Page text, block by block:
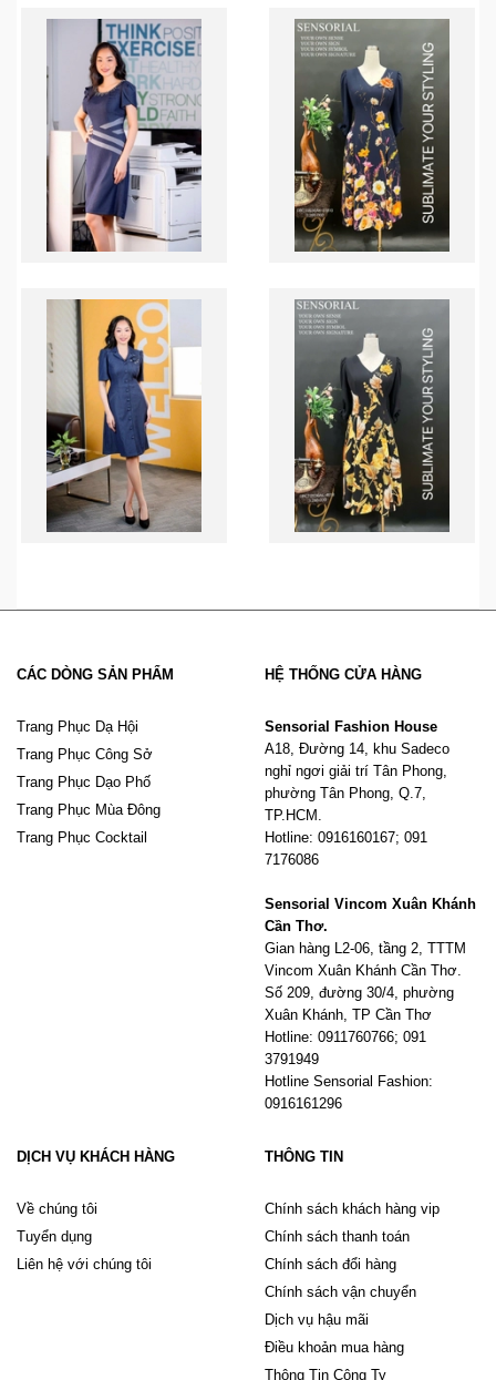
CÁC DÒNG SẢN PHẨM
Trang Phục Dạ Hội
Trang Phục Công Sở
Trang Phục Dạo Phố
Trang Phục Mùa Đông
Trang Phục Cocktail
HỆ THỐNG CỬA HÀNG
Sensorial Fashion House
A18, Đường 14, khu Sadeco
nghỉ ngơi giải trí Tân Phong,
phường Tân Phong, Q.7,
TP.HCM.
Hotline: 0916160167; 091
7176086
Sensorial Vincom Xuân Khánh
Cần Thơ.
Gian hàng L2-06, tầng 2, TTTM
Vincom Xuân Khánh Cần Thơ.
Số 209, đường 30/4, phường
Xuân Khánh, TP Cần Thơ
Hotline: 0911760766; 091
3791949
Hotline Sensorial Fashion:
0916161296
DỊCH VỤ KHÁCH HÀNG
Về chúng tôi
Tuyển dụng
Liên hệ với chúng tôi
THÔNG TIN
Chính sách khách hàng vip
Chính sách thanh toán
Chính sách đổi hàng
Chính sách vận chuyển
Dịch vụ hậu mãi
Điều khoản mua hàng
Thông Tin Công Ty